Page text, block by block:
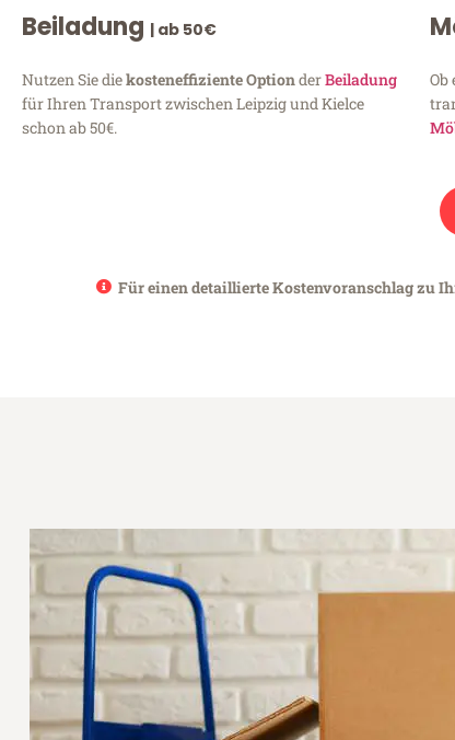
Beiladung | ab 50€
Nutzen Sie diekosteneffiziente OptionderBeiladung
für Ihren Transport zwischen Leipzig und Kielce
schon ab 50€.
Ob
Für einen detaillierte Kostenvoranschlag zu